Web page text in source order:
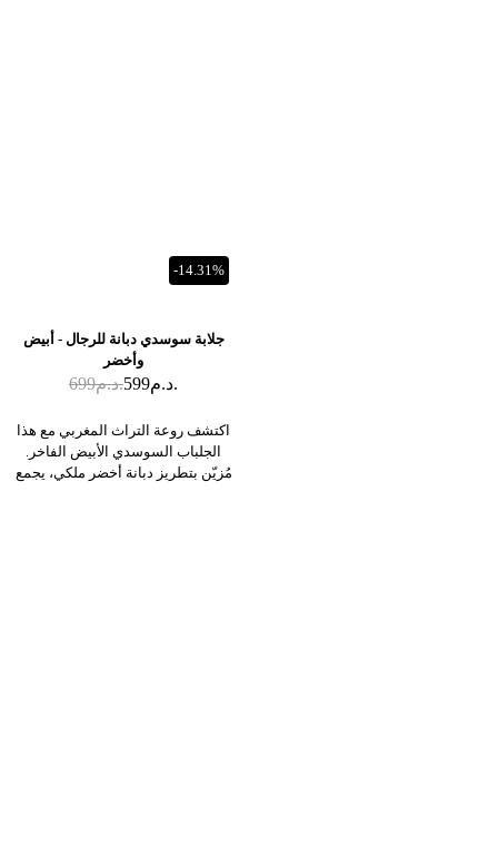
-14.31%
جلابة سوسدي دبانة للرجال - أبيض
وأخضر
699 د.م.599 د.م.
اكتشف روعة التراث المغربي مع هذا
الجلباب السوسدي الأبيض الفاخر.
مُزيّن بتطريز دبانة أخضر ملكي، يجمع